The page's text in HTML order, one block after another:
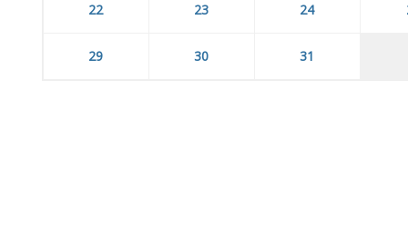
22 23 24
29 30 31